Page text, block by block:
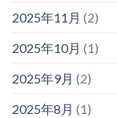
2025年11月 (2)
2025年10月 (1)
2025年9月 (2)
2025年8月 (1)